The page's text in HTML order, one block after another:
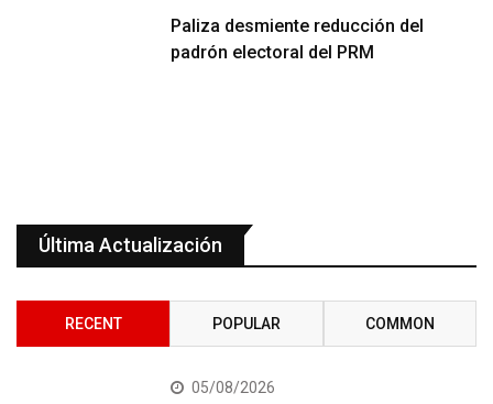
Paliza desmiente reducción del
padrón electoral del PRM
Última Actualización
RECENT POPULAR COMMON
05/08/2026